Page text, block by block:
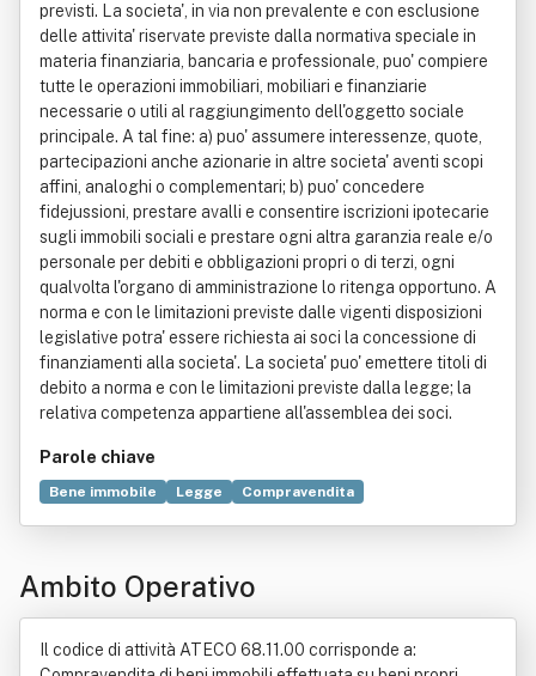
previsti. La societa', in via non prevalente e con esclusione
delle attivita' riservate previste dalla normativa speciale in
materia finanziaria, bancaria e professionale, puo' compiere
tutte le operazioni immobiliari, mobiliari e finanziarie
necessarie o utili al raggiungimento dell'oggetto sociale
principale. A tal fine: a) puo' assumere interessenze, quote,
partecipazioni anche azionarie in altre societa' aventi scopi
affini, analoghi o complementari; b) puo' concedere
fidejussioni, prestare avalli e consentire iscrizioni ipotecarie
sugli immobili sociali e prestare ogni altra garanzia reale e/o
personale per debiti e obbligazioni propri o di terzi, ogni
qualvolta l'organo di amministrazione lo ritenga opportuno. A
norma e con le limitazioni previste dalle vigenti disposizioni
legislative potra' essere richiesta ai soci la concessione di
finanziamenti alla societa'. La societa' puo' emettere titoli di
debito a norma e con le limitazioni previste dalla legge; la
relativa competenza appartiene all'assemblea dei soci.
Parole chiave
Bene immobile Legge
Compravendita
Ambito Operativo
Il codice di attività ATECO 68.11.00 corrisponde a: